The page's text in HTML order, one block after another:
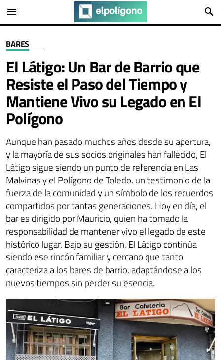
menu search
BARES
El Látigo: Un Bar de Barrio que
Resiste el Paso del Tiempo y
Mantiene Vivo su Legado en El
Polígono
Aunque han pasado muchos años desde su apertura,
y la mayoría de sus socios originales han fallecido, El
Látigo sigue siendo un punto de referencia en Las
Malvinas y el Polígono de Toledo, un testimonio de la
fuerza de la comunidad y un símbolo de los recuerdos
compartidos por tantas generaciones. Hoy en día, el
bar es dirigido por Mauricio, quien ha tomado la
responsabilidad de mantener vivo el legado de este
histórico lugar. Bajo su gestión, El Látigo continúa
siendo ese rincón familiar y cercano que tanto
caracteriza a los bares de barrio, adaptándose a los
nuevos tiempos sin perder su esencia.